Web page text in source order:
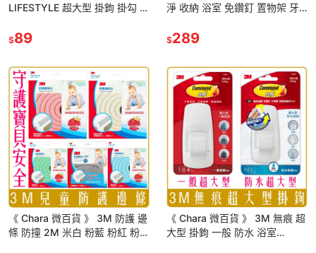
LIFESTYLE 超大型 掛鉤 掛勾 白
$89
淨 收納 浴室 免鑽釘 置物架 牙
吹風機架
$289
《 Chara 微百貨 》 3M 防護 邊
條 防撞 2M 米白 粉藍 粉紅 粉綠
《 Chara 微百貨 》 3M 無痕 超
大型 掛鉤 一般 防水 浴室